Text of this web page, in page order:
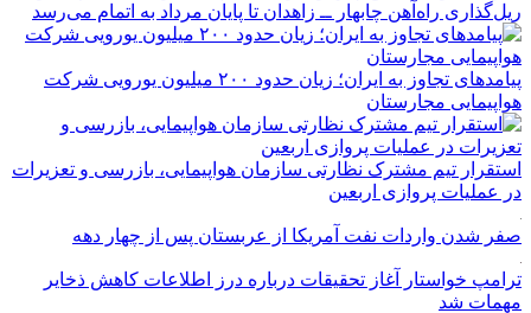
ریل‌گذاری راه‌آهن چابهار ــ زاهدان تا پایان مرداد به اتمام می‌رسد
پیامدهای تجاوز به ایران؛ زیان حدود ۲۰۰ میلیون یورویی شرکت
هواپیمایی مجارستان
استقرار تیم مشترک نظارتی سازمان هواپیمایی، بازرسی و تعزیرات
در عملیات پروازی اربعین
صفر شدن واردات نفت آمریکا از عربستان پس از چهار دهه
ترامپ خواستار آغاز تحقیقات درباره درز اطلاعات کاهش ذخایر
مهمات شد